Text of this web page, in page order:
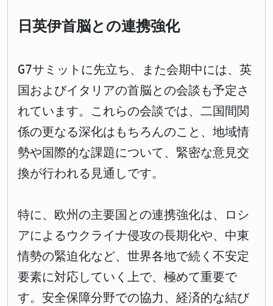
日英伊首脳との連携強化
G7サミットに先立ち、また会期中には、英
国およびイタリアの首脳との会談も予定さ
れています。これらの会談では、二国間関
係の更なる深化はもちろんのこと、地域情
勢や国際的な課題について、緊密な意見交
換が行われる見通しです。
特に、欧州の主要国との連携強化は、ロシ
アによるウクライナ侵攻の長期化や、中東
情勢の緊迫化など、世界各地で続く不安定
要素に対応していく上で、極めて重要で
す。安全保障分野での協力、経済的な結び